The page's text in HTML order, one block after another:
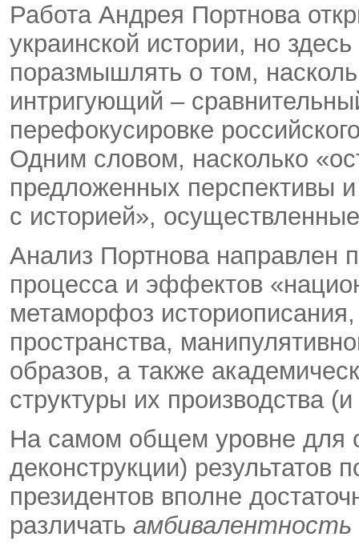
Работа Андрея Портнова
украинской истории, но
поразмышлять о том,
интригующий –
перефокусировке
Одним словом, насколько
предложенных перспективы
с историей»,
Анализ Портнова направлен
процесса и эффектов
метаморфоз
пространства,
образов, а также
структуры их производства
На самом общем уровне для
деконструкции) результатов
президентов вполне
различать амбивалентность